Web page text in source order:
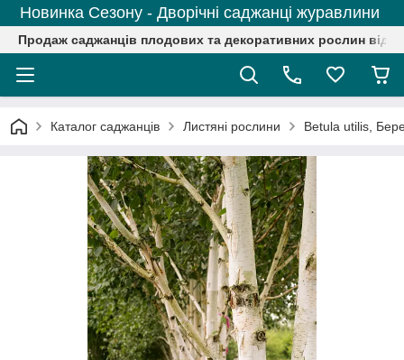
Новинка Сезону - Дворічні саджанці журавлини
Продаж саджанців плодових та декоративних рослин від
Каталог саджанців Листяні рослини Betula utilis,